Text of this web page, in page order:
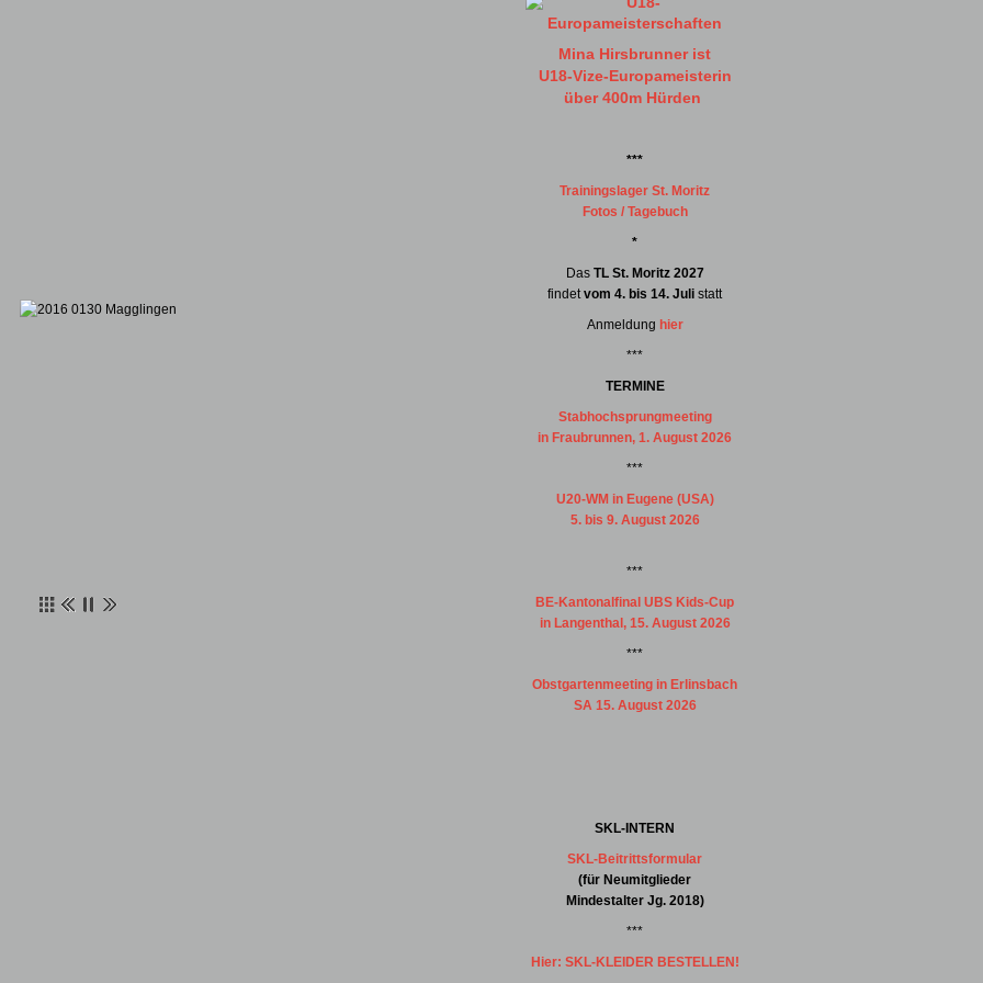
Mina Hirsbrunner ist
U18-Vize-Europameisterin
über 400m Hürden
***
Trainingslager St. Moritz
Fotos / Tagebuch
*
Das TL St. Moritz 2027
findetvom 4. bis 14. Juli statt
Anmeldung hier
***
TERMINE
Stabhochsprungmeeting
in Fraubrunnen, 1. August 2026
***
U20-WM in Eugene (USA)
5. bis 9. August 2026
***
BE-Kantonalfinal UBS Kids-Cup
in Langenthal, 15. August 2026
***
Obstgartenmeeting in Erlinsbach
SA 15. August 2026
SKL-INTERN
SKL-Beitrittsformular
(für Neumitglieder
Mindestalter Jg. 2018)
***
Hier: SKL-KLEIDER BESTELLEN!